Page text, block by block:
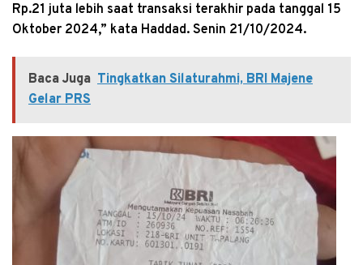
Rp.21 juta lebih saat transaksi terakhir pada tanggal 15
Oktober 2024,” kata Haddad. Senin 21/10/2024.
Baca Juga Tingkatkan Silaturahmi, BRI Majene
Gelar PRS